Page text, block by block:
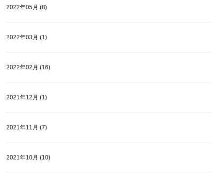
2022年05月 (8)
2022年03月 (1)
2022年02月 (16)
2021年12月 (1)
2021年11月 (7)
2021年10月 (10)